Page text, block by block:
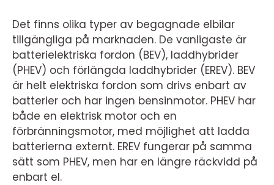
Det finns olika typer av begagnade elbilar
tillgängliga på marknaden. De vanligaste är
batterielektriska fordon (BEV), laddhybrider
(PHEV) och förlängda laddhybrider (EREV). BEV
är helt elektriska fordon som drivs enbart av
batterier och har ingen bensinmotor. PHEV har
både en elektrisk motor och en
förbränningsmotor, med möjlighet att ladda
batterierna externt. EREV fungerar på samma
sätt som PHEV, men har en längre räckvidd på
enbart el.